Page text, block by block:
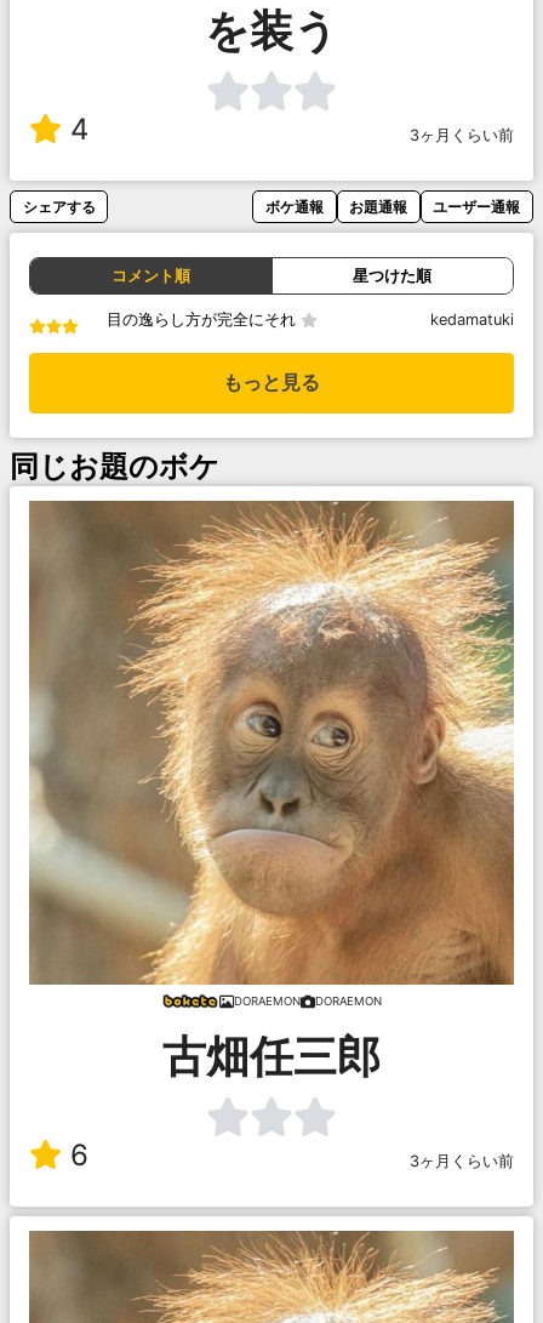
を装う
4 3ヶ月くらい前
シェアする ボケ通報 お題通報 ユーザー通報
コメント順 星つけた順
目の逸らし方が完全にそれ kedamatuki
もっと見る
同じお題のボケ
DORAEMON DORAEMON
古畑任三郎
6 3ヶ月くらい前